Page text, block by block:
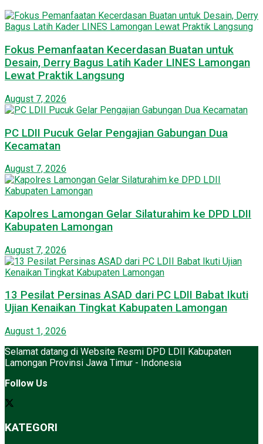
Fokus Pemanfaatan Kecerdasan Buatan untuk
Desain, Derry Bagus Latih Kader LINES Lamongan
Lewat Praktik Langsung
August 7, 2026
PC LDII Pucuk Gelar Pengajian Gabungan Dua
Kecamatan
August 7, 2026
Kapolres Lamongan Gelar Silaturahim ke DPD LDII
Kabupaten Lamongan
August 7, 2026
13 Pesilat Persinas ASAD dari PC LDII Babat Ikuti
Ujian Kenaikan Tingkat Kabupaten Lamongan
August 1, 2026
Selamat datang di Website Resmi DPD LDII Kabupaten
Lamongan Provinsi Jawa Timur - Indonesia
Follow Us
KATEGORI